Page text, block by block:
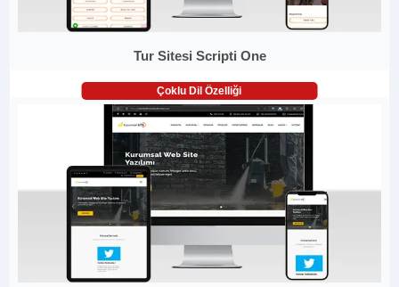
Tur Sitesi Scripti One
Çoklu Dil Özelliği